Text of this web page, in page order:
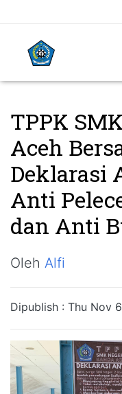
TPPK
Aceh
Deklarasi
Anti
dan Anti
Oleh Alfi
Dipublish : Thu Nov